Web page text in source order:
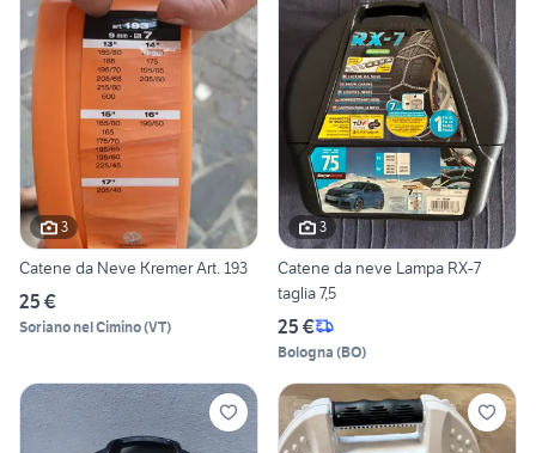
3
Catene da Neve Kremer Art. 193
25 €
Soriano nel Cimino(VT)
3
Catene da neve Lampa RX-7
taglia 7,5
25 €
Bologna (BO)